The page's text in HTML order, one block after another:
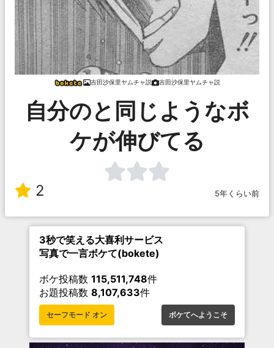
吉田沙保里ヤムチャ説 吉田沙保里ヤムチャ説
自分のと同じようなボ
ケが伸びてる
2 5年くらい前
3秒で笑える大喜利サービス
写真で一言ボケて(bokete)
ボケ投稿数 115,511,748件
お題投稿数 8,107,633件
セーフモード オン ボケてへようこそ